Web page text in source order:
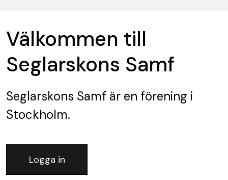
Välkommen till
Seglarskons Samf
Seglarskons Samf är en förening i
Stockholm.
Logga in